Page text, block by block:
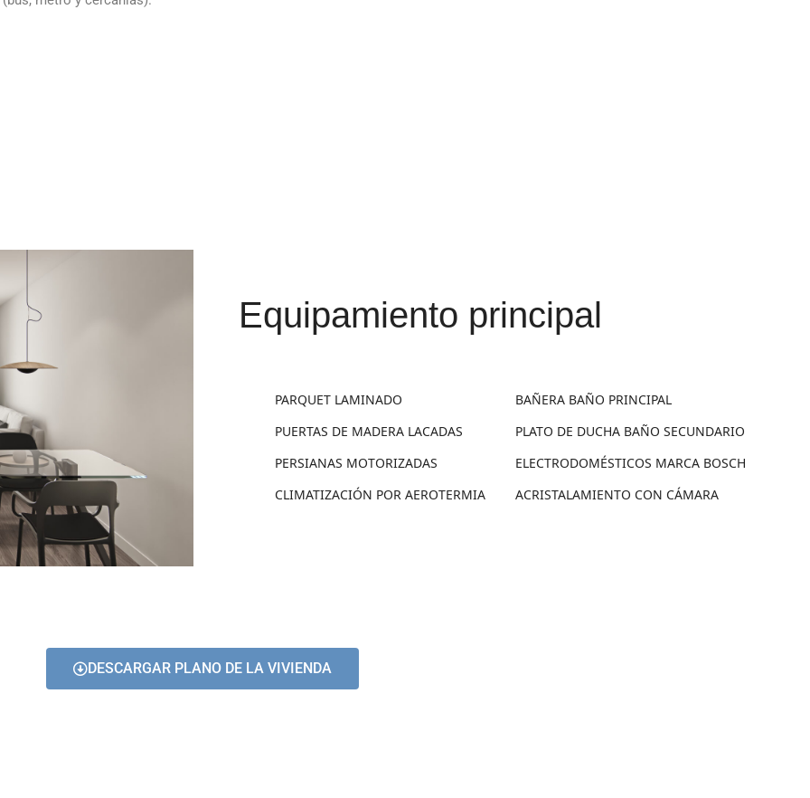
equipamiento principal
PARQUET LAMINADO
PUERTAS DE MADERA LACADAS
PERSIANAS MOTORIZADAS
CLIMATIZACIÓN POR AEROTERMIA
BAÑERA BAÑO PRINCIPAL
PLATO DE DUCHA BAÑO SECUNDARIO
ELECTRODOMÉSTICOS MARCA BOSCH
ACRISTALAMIENTO CON CÁMARA
DESCARGAR PLANO DE LA VIVIENDA